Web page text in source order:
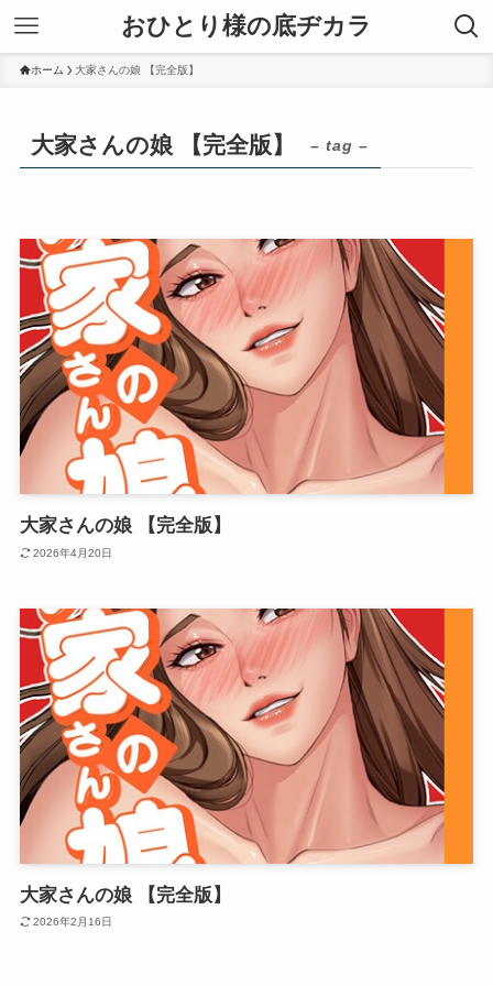
おひとり様の底ヂカラ
ホーム 大家さんの娘 【完全版】
大家さんの娘 【完全版】 – tag –
大家さんの娘 【完全版】
2026年4月20日
大家さんの娘 【完全版】
2026年2月16日